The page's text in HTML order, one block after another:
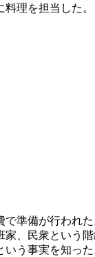
理を担当した。
で準備が行われ
家、民衆という
いう事実を知っ